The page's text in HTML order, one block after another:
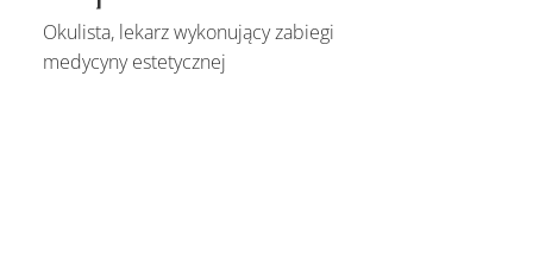
Okulista, lekarz wykonujący zabiegi
medycyny estetycznej